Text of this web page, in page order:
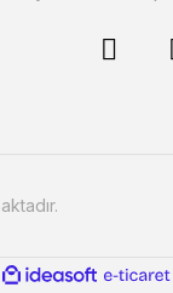
ideasoft